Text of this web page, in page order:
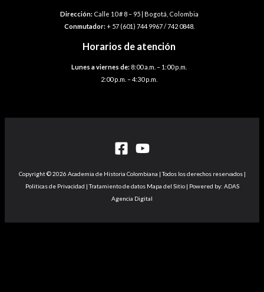
Dirección:Calle 10 # 8 – 95 | Bogotá, Colombia
Conmutador:+ 57 (601) 744 9967 / 742 0848.
Horarios de atención
Lunes a viernes de: 8:00 a.m. – 1:00 p.m.
2:00 p.m. – 4:30 p.m.
Copyright © 2026 Academia de Historia Colombiana | Todos los derechos reservados |
Politicas de Privacidad | Tratamiento de datos Mapa del Sitio | Powered by: ADAS
Agencia Digital